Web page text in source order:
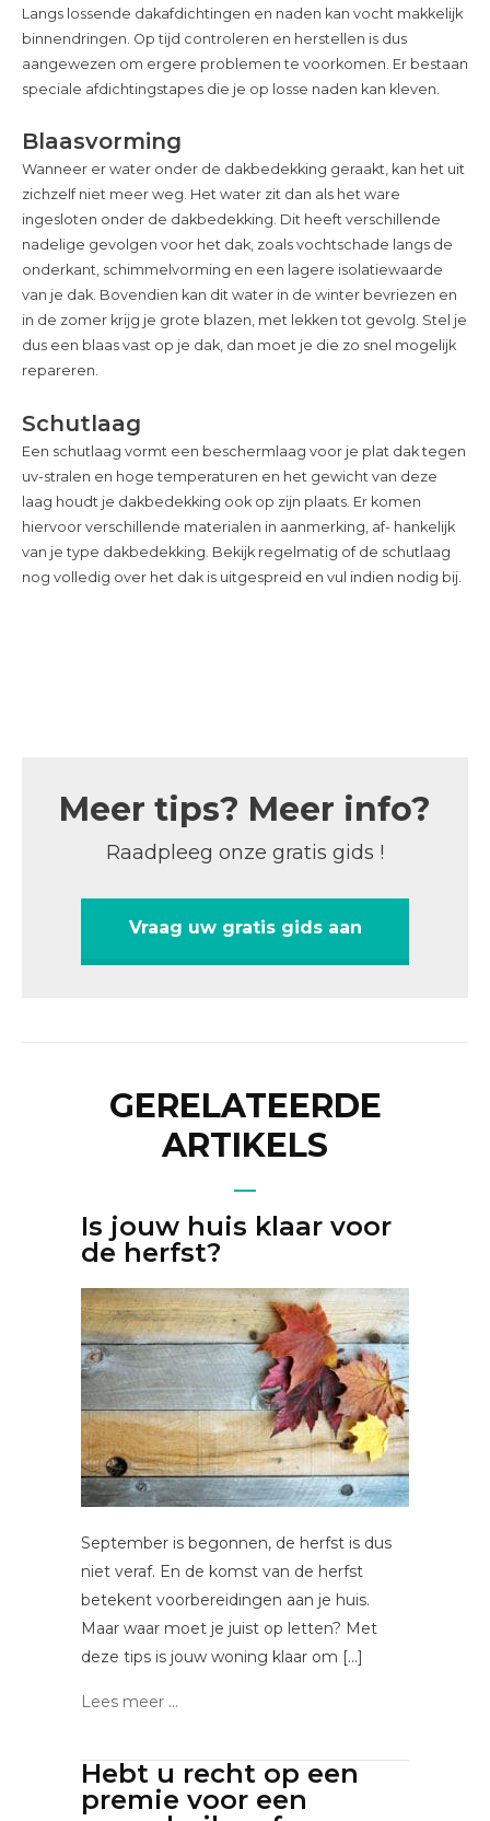
Langs lossende dakafdichtingen en naden kan vocht makkelijk
binnendringen. Op tijd controleren en herstellen is dus
aangewezen om ergere problemen te voorkomen. Er bestaan
speciale afdichtingstapes die je op losse naden kan kleven.
Blaasvorming
Wanneer er water onder de dakbedekking geraakt, kan het uit
zichzelf niet meer weg. Het water zit dan als het ware
ingesloten onder de dakbedekking. Dit heeft verschillende
nadelige gevolgen voor het dak, zoals vochtschade langs de
onderkant, schimmelvorming en een lagere isolatiewaarde
van je dak. Bovendien kan dit water in de winter bevriezen en
in de zomer krijg je grote blazen, met lekken tot gevolg. Stel je
dus een blaas vast op je dak, dan moet je die zo snel mogelijk
repareren.
Schutlaag
Een schutlaag vormt een beschermlaag voor je plat dak tegen
uv-stralen en hoge temperaturen en het gewicht van deze
laag houdt je dakbedekking ook op zijn plaats. Er komen
hiervoor verschillende materialen in aanmerking, af- hankelijk
van je type dakbedekking. Bekijk regelmatig of de schutlaag
nog volledig over het dak is uitgespreid en vul indien nodig bij.
Meer tips? Meer info?
Raadpleeg onze gratis gids !
Vraag uw gratis gids aan
GERELATEERDE
ARTIKELS
Is jouw huis klaar voor
de herfst?
September is begonnen, de herfst is dus
niet veraf. En de komst van de herfst
betekent voorbereidingen aan je huis.
Maar waar moet je juist op letten? Met
deze tips is jouw woning klaar om […]
Lees meer ...
Hebt u recht op een
premie voor een